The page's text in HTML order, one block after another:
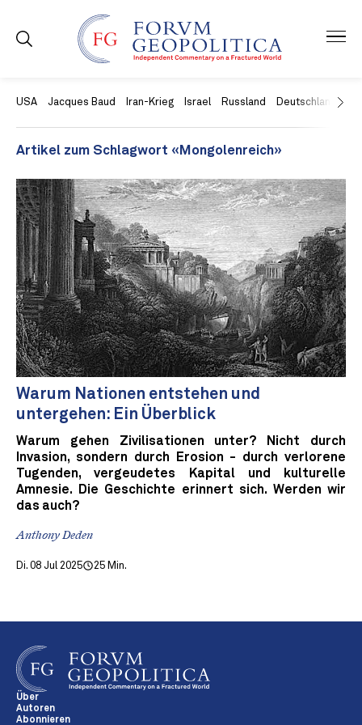
USA Jacques Baud Iran-Krieg Israel Russland Deutschland
Artikel zum Schlagwort «Mongolenreich»
Warum Nationen entstehen und
untergehen: Ein Überblick
Warum gehen Zivilisationen unter? Nicht durch
Invasion, sondern durch Erosion - durch verlorene
Tugenden, vergeudetes Kapital und kulturelle
Amnesie. Die Geschichte erinnert sich. Werden wir
das auch?
Anthony Deden
Di. 08 Jul 2025 25 Min.
Über
Autoren
Abonnieren